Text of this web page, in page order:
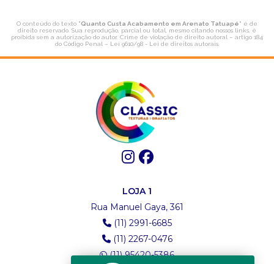
O conteúdo do texto "Quanto Custa Acabamento em Arenato Tatuapé" é de
direito reservado. Sua reprodução, parcial ou total, mesmo citando nossos links, é
proibida sem a autorização do autor. Crime de violação de direito autoral – artigo 184
do Código Penal – Lei 9610/98 - Lei de direitos autorais.
LOJA 1
Rua Manuel Gaya, 361
(11) 2991-6685
(11) 2267-0476
(11) 95420-5386